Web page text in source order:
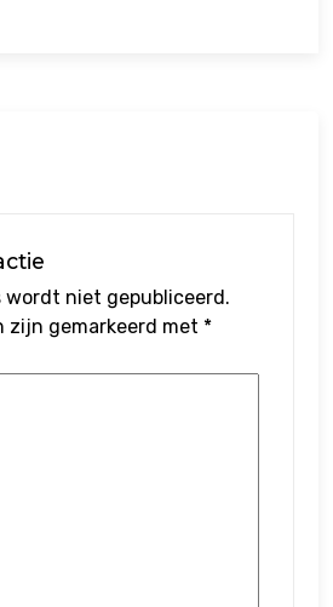
wordt niet gepubliceerd.
zijn gemarkeerd met *